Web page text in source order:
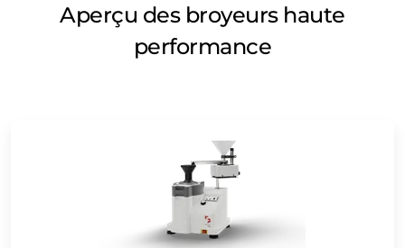
Aperçu des broyeurs haute
performance